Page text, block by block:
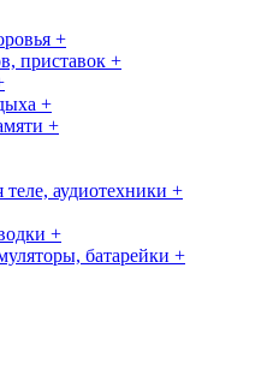
+
приставок +
+
+
аудиотехники +
+
батарейки +